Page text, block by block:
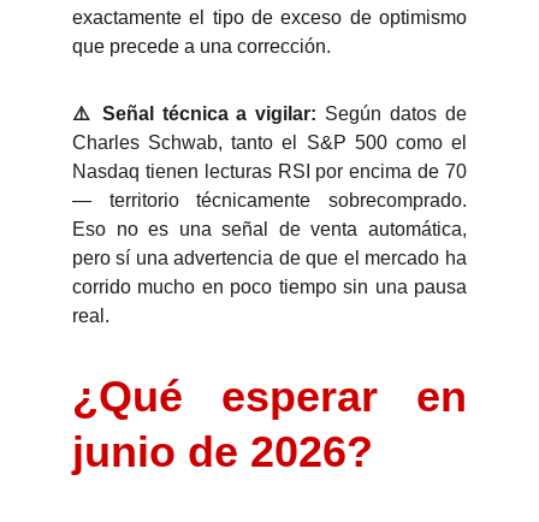
exactamente el tipo de exceso de optimismo
que precede a una corrección.
⚠️ Señal técnica a vigilar: Según datos de
Charles Schwab, tanto el S&P 500 como el
Nasdaq tienen lecturas RSI por encima de 70
— territorio técnicamente sobrecomprado.
Eso no es una señal de venta automática,
pero sí una advertencia de que el mercado ha
corrido mucho en poco tiempo sin una pausa
real.
¿Qué esperar en
junio de 2026?